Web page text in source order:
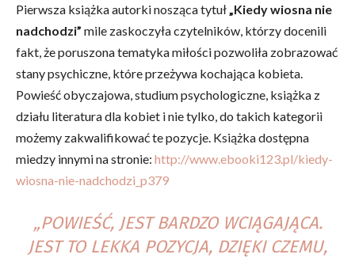
Pierwsza książka autorki nosząca tytuł „Kiedy wiosna nie
nadchodzi” mile zaskoczyła czytelników, którzy docenili
fakt, że poruszona tematyka miłości pozwoliła zobrazować
stany psychiczne, które przeżywa kochająca kobieta.
Powieść obyczajowa, studium psychologiczne, książka z
działu literatura dla kobiet i nie tylko, do takich kategorii
możemy zakwalifikować te pozycje. Książka dostępna
miedzy innymi na stronie: http://www.ebooki123.pl/kiedy-
wiosna-nie-nadchodzi_p379
„POWIEŚĆ, JEST BARDZO WCIĄGAJĄCA.
JEST TO LEKKA POZYCJA, DZIĘKI CZEMU,